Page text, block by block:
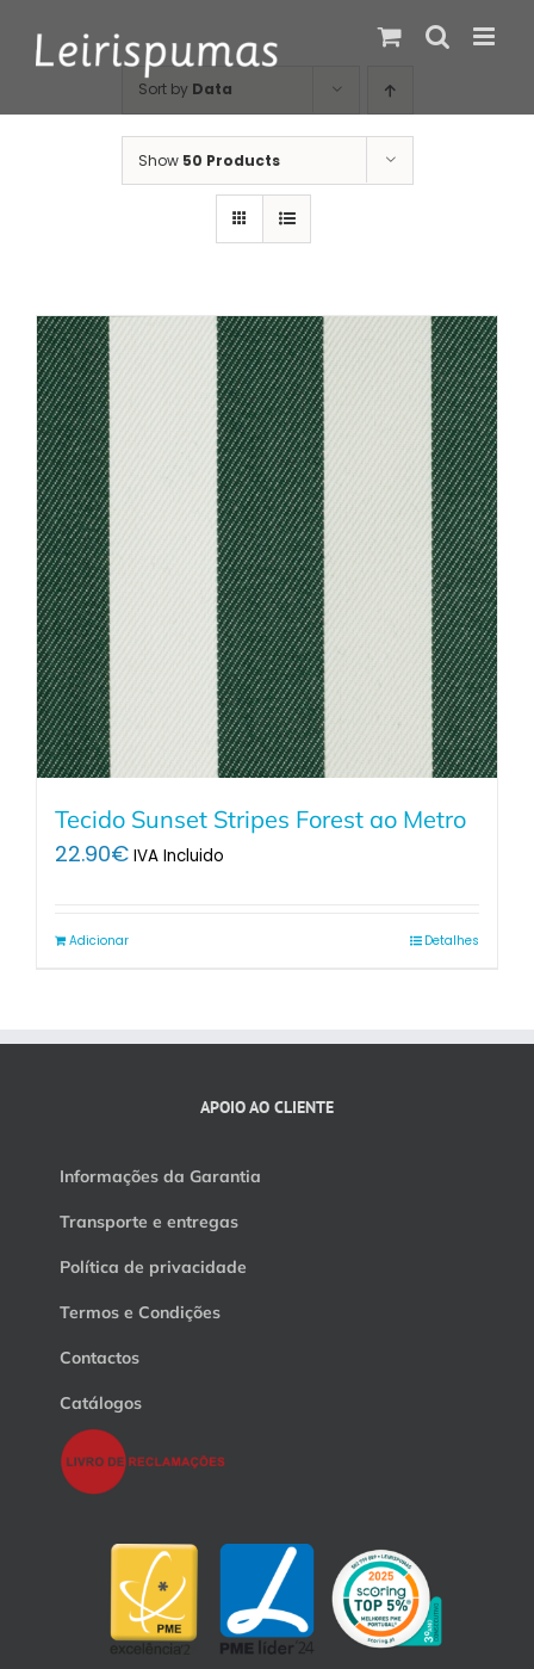
content
Sort by Data
Show 50 Products
Tecido Sunset Stripes Forest ao Metro
22.90€ IVA Incluido
Adicionar Detalhes
APOIO AO CLIENTE
Informações da Garantia
Transporte e entregas
Política de privacidade
Termos e Condições
Contactos
Catálogos